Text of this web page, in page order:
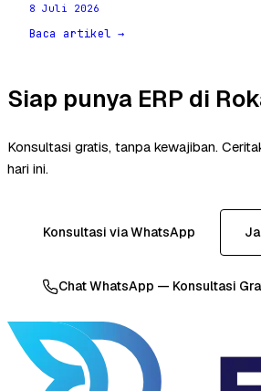
8 Juli 2026
Baca artikel →
Siap punya ERP di
Konsultasi gratis, tanpa kewajiban.
hari ini.
Konsultasi via WhatsApp
Chat WhatsApp — Konsultasi